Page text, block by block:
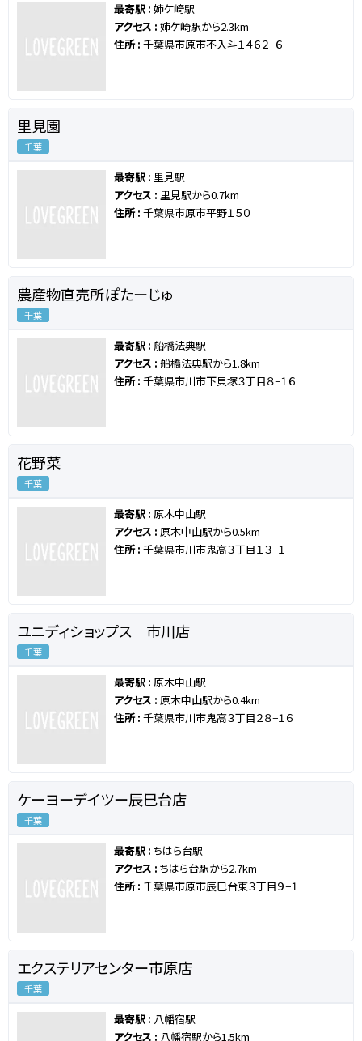
最寄駅 : 姉ケ崎駅
アクセス : 姉ケ崎駅から2.3km
住所 : 千葉県市原市不入斗１４６２−６
里見園
千葉
最寄駅 : 里見駅
アクセス : 里見駅から0.7km
住所 : 千葉県市原市平野１５０
農産物直売所ぽたーじゅ
千葉
最寄駅 : 船橋法典駅
アクセス : 船橋法典駅から1.8km
住所 : 千葉県市川市下貝塚３丁目８−１６
花野菜
千葉
最寄駅 : 原木中山駅
アクセス : 原木中山駅から0.5km
住所 : 千葉県市川市鬼高３丁目１３−１
ユニディショップス 市川店
千葉
最寄駅 : 原木中山駅
アクセス : 原木中山駅から0.4km
住所 : 千葉県市川市鬼高３丁目２８−１６
ケーヨーデイツー辰巳台店
千葉
最寄駅 : ちはら台駅
アクセス : ちはら台駅から2.7km
住所 : 千葉県市原市辰巳台東３丁目９−１
エクステリアセンター市原店
千葉
最寄駅 : 八幡宿駅
アクセス : 八幡宿駅から1.5km